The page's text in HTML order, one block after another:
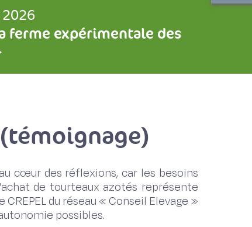
ferme expérimentale des
cœur des réflexions, car les besoins
de tourteaux azotés représente
du réseau « Conseil Elevage »
possibles.